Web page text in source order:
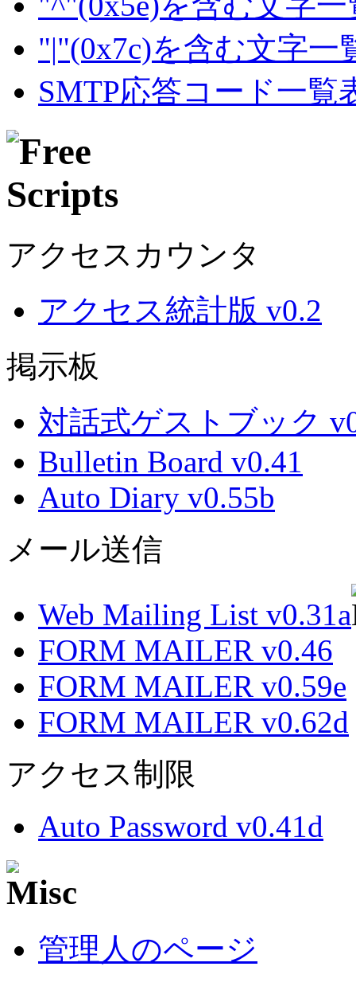
"|"(0x7c)を含む文字一
SMTP応答コード一覧
アクセスカウンタ
アクセス統計版 v0.2
掲示板
対話式ゲストブック
Bulletin Board v0.41
Auto Diary v0.55b
メール送信
Web Mailing List v0.31a
FORM MAILER v0.46
FORM MAILER v0.59e
FORM MAILER v0.62d
アクセス制限
Auto Password v0.41d
管理人のページ